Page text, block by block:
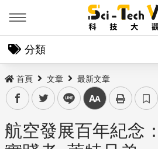
分類
首頁 文章 最新文章
facebooktwitter line 中
航空發展百年紀念